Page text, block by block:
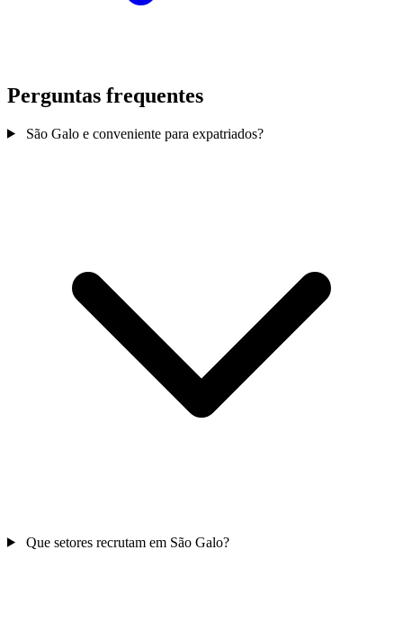
Perguntas frequentes
São Galo e conveniente para expatriados?
Que setores recrutam em São Galo?